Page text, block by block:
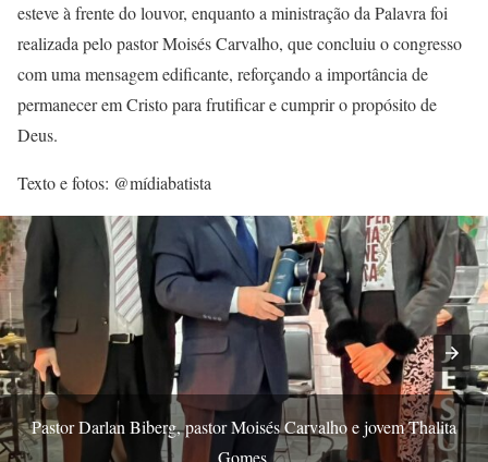
esteve à frente do louvor, enquanto a ministração da Palavra foi
realizada pelo pastor Moisés Carvalho, que concluiu o congresso
com uma mensagem edificante, reforçando a importância de
permanecer em Cristo para frutificar e cumprir o propósito de
Deus.
Texto e fotos: @mídiabatista
Pastor Darlan Biberg, pastor Moisés Carvalho e jovem Thalita